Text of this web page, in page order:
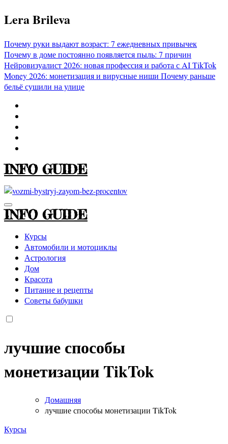
Перейти
к
Lera Brileva
Почему руки выдают возраст: 7 ежедневных привычек
Почему в доме постоянно появляется пыль: 7 причин
Нейровизуалист 2026: новая профессия и работа с AITikTok
Money 2026: монетизация и вирусные ниши Почему раньше
бельё сушили на улице
INFO GUIDE
INFO GUIDE
Курсы
Автомобили и мотоциклы
Астрология
Дом
Красота
Питание и рецепты
Советы бабушки
лучшие способы
монетизации TikTok
Домашняя
лучшие способы монетизации TikTok
Курсы